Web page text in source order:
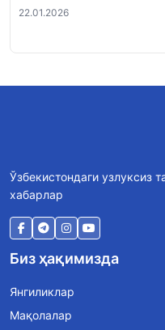
22.01.2026
Ўзбекистондаги узлуксиз
хабарлар
Биз ҳақимизда
Янгиликлар
Мақолалар